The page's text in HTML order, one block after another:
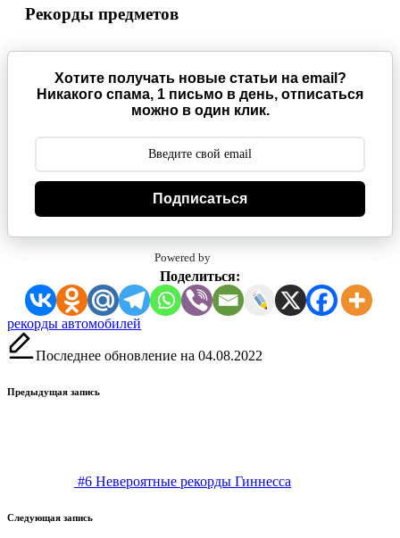
Рекорды предметов
Хотите получать новые статьи на email?
Никакого спама, 1 письмо в день, отписаться
можно в один клик.
Подписаться
Powered by
Поделиться:
Метки:
рекорды автомобилей
Последнее обновление на 04.08.2022
Навигация
Предыдущая запись
#6 Невероятные рекорды Гиннесса
Следующая запись